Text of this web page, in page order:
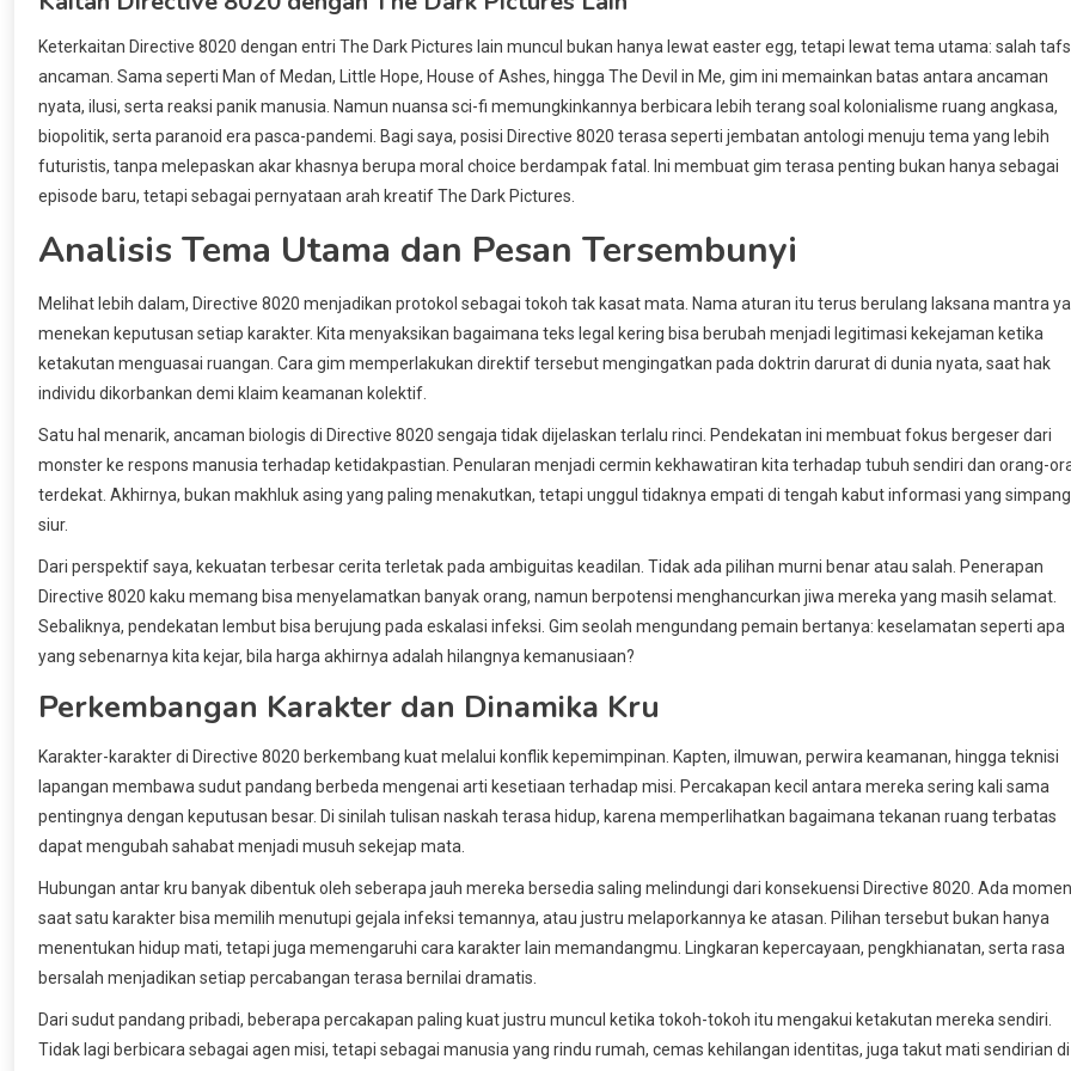
Keterkaitan Directive 8020 dengan entri The Dark Pictures lain muncul bukan hanya lewat easter egg, tetapi lewat tema utama: salah
ancaman. Sama seperti Man of Medan, Little Hope, House of Ashes, hingga The Devil in Me, gim ini memainkan batas antara ancaman
nyata, ilusi, serta reaksi panik manusia. Namun nuansa sci-fi memungkinkannya berbicara lebih terang soal kolonialisme ruang angkasa,
biopolitik, serta paranoid era pasca-pandemi. Bagi saya, posisi Directive 8020 terasa seperti jembatan antologi menuju tema yang lebih
futuristis, tanpa melepaskan akar khasnya berupa moral choice berdampak fatal. Ini membuat gim terasa penting bukan hanya sebagai
episode baru, tetapi sebagai pernyataan arah kreatif The Dark Pictures.
Analisis Tema Utama dan Pesan Tersembunyi
Melihat lebih dalam, Directive 8020 menjadikan protokol sebagai tokoh tak kasat mata. Nama aturan itu terus berulang laksana mantra
menekan keputusan setiap karakter. Kita menyaksikan bagaimana teks legal kering bisa berubah menjadi legitimasi kekejaman ketika
ketakutan menguasai ruangan. Cara gim memperlakukan direktif tersebut mengingatkan pada doktrin darurat di dunia nyata, saat hak
individu dikorbankan demi klaim keamanan kolektif.
Satu hal menarik, ancaman biologis di Directive 8020 sengaja tidak dijelaskan terlalu rinci. Pendekatan ini membuat fokus bergeser dari
monster ke respons manusia terhadap ketidakpastian. Penularan menjadi cermin kekhawatiran kita terhadap tubuh sendiri dan orang-
terdekat. Akhirnya, bukan makhluk asing yang paling menakutkan, tetapi unggul tidaknya empati di tengah kabut informasi yang simpang
siur.
Dari perspektif saya, kekuatan terbesar cerita terletak pada ambiguitas keadilan. Tidak ada pilihan murni benar atau salah. Penerapan
Directive 8020 kaku memang bisa menyelamatkan banyak orang, namun berpotensi menghancurkan jiwa mereka yang masih selamat.
Sebaliknya, pendekatan lembut bisa berujung pada eskalasi infeksi. Gim seolah mengundang pemain bertanya: keselamatan seperti apa
yang sebenarnya kita kejar, bila harga akhirnya adalah hilangnya kemanusiaan?
Perkembangan Karakter dan Dinamika Kru
Karakter-karakter di Directive 8020 berkembang kuat melalui konflik kepemimpinan. Kapten, ilmuwan, perwira keamanan, hingga teknisi
lapangan membawa sudut pandang berbeda mengenai arti kesetiaan terhadap misi. Percakapan kecil antara mereka sering kali sama
pentingnya dengan keputusan besar. Di sinilah tulisan naskah terasa hidup, karena memperlihatkan bagaimana tekanan ruang terbatas
dapat mengubah sahabat menjadi musuh sekejap mata.
Hubungan antar kru banyak dibentuk oleh seberapa jauh mereka bersedia saling melindungi dari konsekuensi Directive 8020. Ada momen
saat satu karakter bisa memilih menutupi gejala infeksi temannya, atau justru melaporkannya ke atasan. Pilihan tersebut bukan hanya
menentukan hidup mati, tetapi juga memengaruhi cara karakter lain memandangmu. Lingkaran kepercayaan, pengkhianatan, serta rasa
bersalah menjadikan setiap percabangan terasa bernilai dramatis.
Dari sudut pandang pribadi, beberapa percakapan paling kuat justru muncul ketika tokoh-tokoh itu mengakui ketakutan mereka sendiri.
Tidak lagi berbicara sebagai agen misi, tetapi sebagai manusia yang rindu rumah, cemas kehilangan identitas, juga takut mati sendirian di